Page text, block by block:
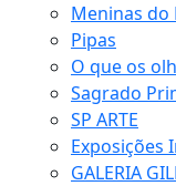
Meninas do
Pipas
O que os
Sagrado
SP ARTE
Exposições
GALERIA